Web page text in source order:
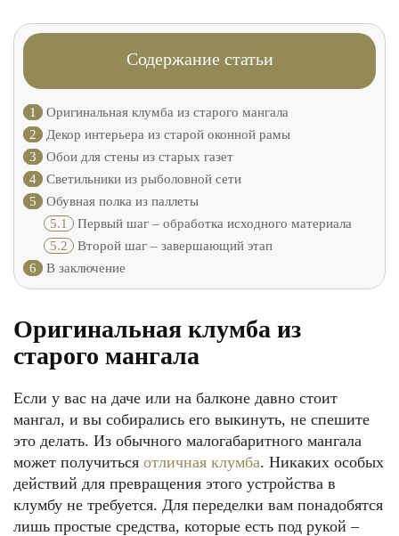
Содержание статьи
1
Оригинальная клумба из старого мангала
2
Декор интерьера из старой оконной рамы
3
Обои для стены из старых газет
4
Светильники из рыболовной сети
5
Обувная полка из паллеты
5.1 Первый шаг – обработка исходного материала
5.2 Второй шаг – завершающий этап
6
В заключение
Оригинальная клумба из
старого мангала
Если у вас на даче или на балконе давно стоит
мангал, и вы собирались его выкинуть, не спешите
это делать. Из обычного малогабаритного мангала
может получиться отличная клумба. Никаких особых
действий для превращения этого устройства в
клумбу не требуется. Для переделки вам понадобятся
лишь простые средства, которые есть под рукой –